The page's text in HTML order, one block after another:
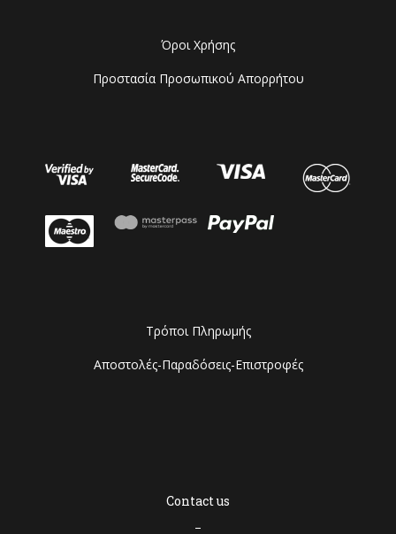
Όροι Χρήσης
Προστασία Προσωπικού Απορρήτου
Τρόποι Πληρωμής
Αποστολές-Παραδόσεις-Επιστροφές
Contact us
–